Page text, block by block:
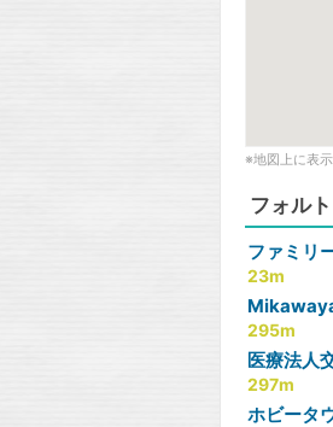
※地図上に表
フォル
ファミリ
23m
295m
医療法人
297m
ホビータ